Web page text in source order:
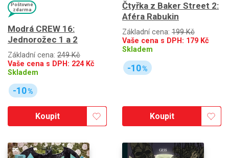
Poštovné
zdarma
Modrá CREW 16:
Jednorožec 1 a 2
Základní cena: 249 Kč
Vaše cena s DPH: 224Kč
Skladem
-10%
Koupit
Čtyřka z Baker Street 2:
Aféra Rabukin
Základní cena: 199 Kč
Vaše cena s DPH: 179 Kč
Skladem
-10%
Koupit